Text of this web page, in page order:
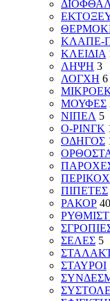
ΚΛΑΠΕ-
ΚΛΕΙΔΙΑ
ΛΗΨΗ 3
ΛΟΓΧΗ 6
ΜΟΥΦΕΣ
ΝΙΠΕΛ 5
Ο-ΡΙΝΓΚ
ΟΔΗΓΟΣ
ΠΙΠΕΤΕΣ
ΡΑΚΟΡ 40
ΣΕΛΕΣ 5
ΣΤΑΥΡΟΙ